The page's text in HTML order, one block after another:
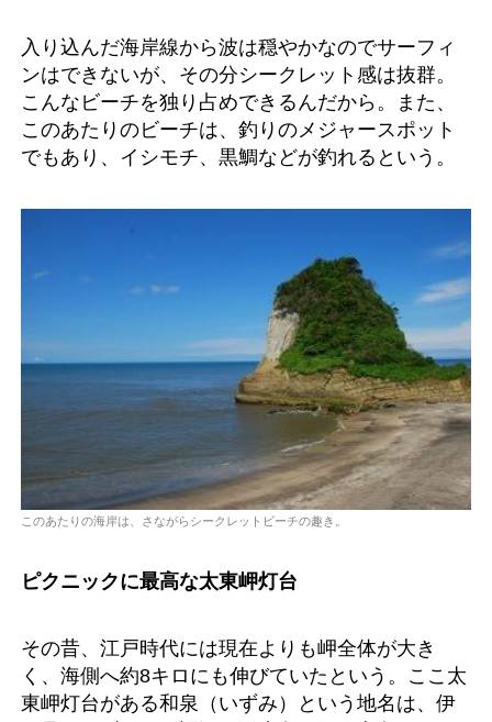
入り込んだ海岸線から波は穏やかなのでサーフィ
ンはできないが、その分シークレット感は抜群。
こんなビーチを独り占めできるんだから。また、
このあたりのビーチは、釣りのメジャースポット
でもあり、イシモチ、黒鯛などが釣れるという。
このあたりの海岸は、さながらシークレットビーチの趣き。
ピクニックに最高な太東岬灯台
その昔、江戸時代には現在よりも岬全体が大き
く、海側へ約8キロにも伸びていたという。ここ太
東岬灯台がある和泉（いずみ）という地名は、伊